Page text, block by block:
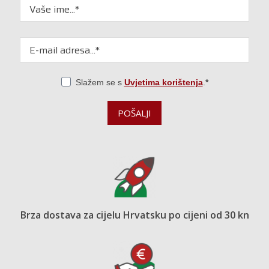
Slažem se s Uvjetima korištenja.
POŠALJI
Brza dostava za cijelu Hrvatsku po cijeni od 30 kn